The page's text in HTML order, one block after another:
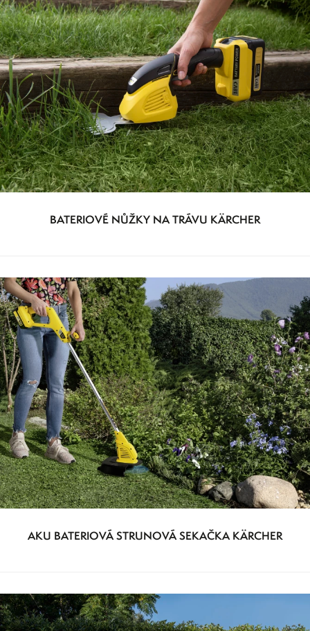
BATERIOVÉ NŮŽKY NA TRÁVU KÄRCHER
AKU BATERIOVÁ STRUNOVÁ SEKAČKA KÄRCHER